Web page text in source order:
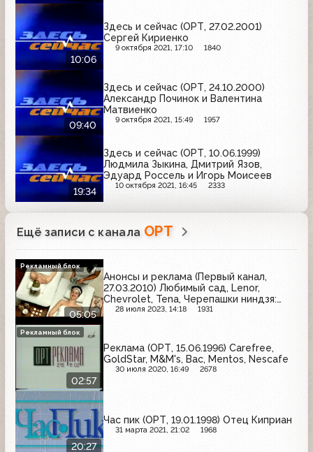
10:06
Здесь и сейчас (ОРТ, 27.02.2001)
Сергей Кириенко
9 октября 2021, 17:10 1840
09:40
Здесь и сейчас (ОРТ, 24.10.2000)
Александр Починок и Валентина
Матвиенко
9 октября 2021, 15:49 1957
19:34
Здесь и сейчас (ОРТ, 10.06.1999)
Людмила Зыкина, Дмитрий Язов,
Эдуард Россель и Игорь Моисеев
10 октября 2021, 16:45 2333
Ещё записи с канала ОРТ
05:05
Анонсы и реклама (Первый канал,
27.03.2010) Любимый сад, Lenor,
Chevrolet, Tena, Черепашки ниндзя:
Боевая четвёрка, Nesquik, Балтимор,
28 июля 2023, 14:18 1931
Рекламный блок
02:57
Реклама (ОРТ, 15.06.1996) Carefree,
GoldStar, M&M's, Bac, Mentos, Nescafe
30 июля 2020, 16:49 2678
Рекламный блок
20:27
Час пик (ОРТ, 19.01.1998) Отец Киприан
31 марта 2021, 21:02 1968